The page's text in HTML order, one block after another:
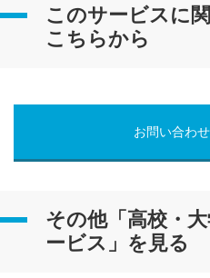
このサービスに
こちらから
お問い合わ
その他「高校・
ービス」を見る